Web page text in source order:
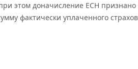
этом доначисление ЕСН
фактически уплаченного